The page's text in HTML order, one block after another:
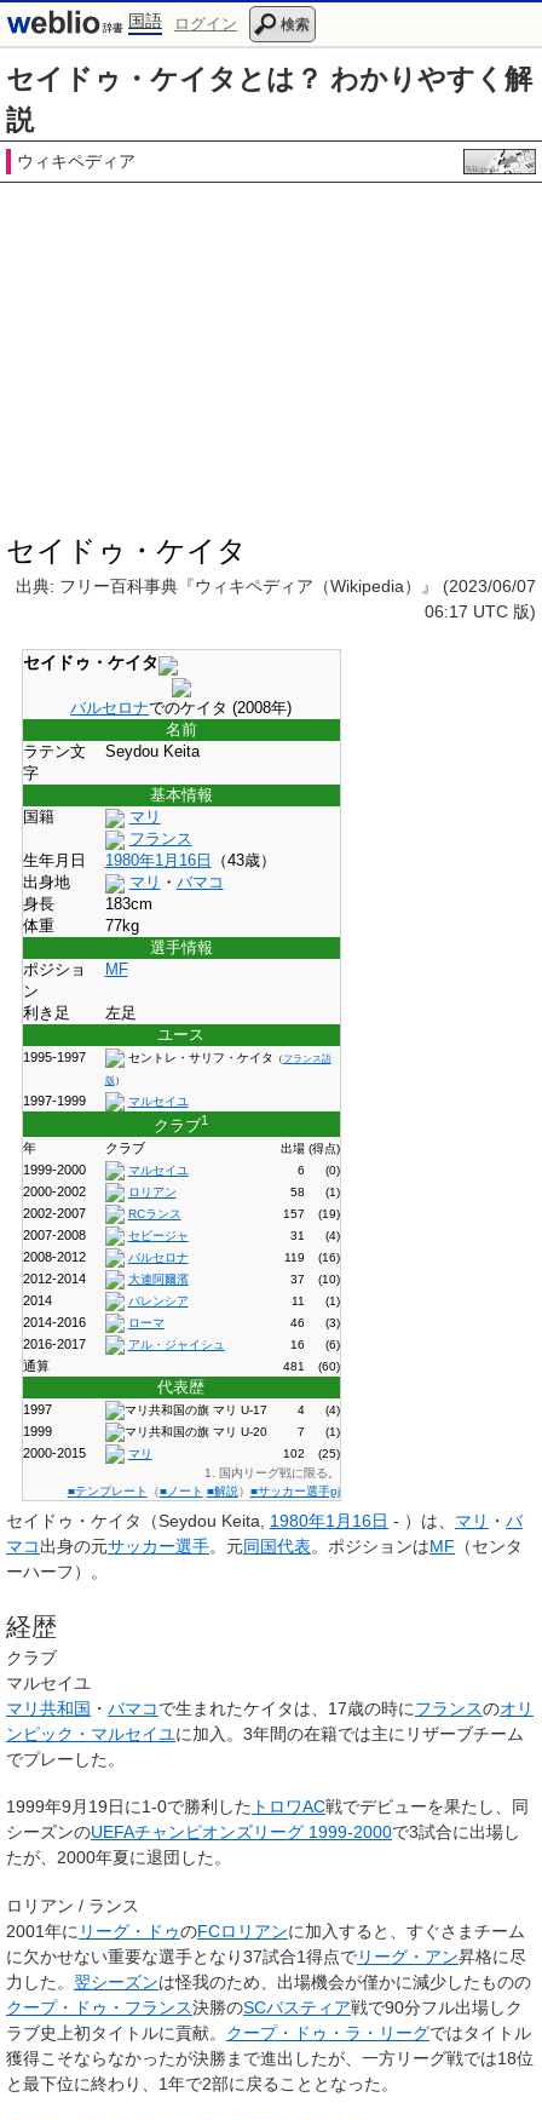
国語 ログイン 検索
セイドゥ・ケイタとは？ わかりやすく解
説
ウィキペディア
セイドゥ・ケイタ
出典: フリー百科事典『ウィキペディア（Wikipedia）』 (2023/06/07
06:17 UTC 版)
セイドゥ・ケイタ
バルセロナでのケイタ (2008年)
名前
ラテン文
字
Seydou Keita
基本情報
国籍
マリ
フランス
生年月日
1980年1月16日
（43歳）
出身地
マリ ・ バマコ
身長
183cm
体重
77kg
選手情報
ポジショ
ン
MF
利き足
左足
ユース
1995-1997 セントレ・サリフ・ケイタ （ フランス語
版 ）
1997-1999 マルセイユ
クラブ1
年
クラブ 出場 (得点)
1999-2000 マルセイユ 6 (0)
2000-2002 ロリアン 58 (1)
2002-2007 RCランス 157 (19)
2007-2008 セビージャ 31 (4)
2008-2012 バルセロナ 119 (16)
2012-2014 大連阿爾濱 37 (10)
2014 バレンシア 11 (1)
2014-2016 ローマ 46 (3)
2016-2017 アル・ジャイシュ 16 (6)
通算 481 (60)
代表歴
1997 マリ U-17 4 (4)
1999 マリ U-20 7 (1)
2000-2015 マリ 102
(25)
1. 国内リーグ戦に限る。
■テンプレート
（■ノート ■解説） ■サッカー選手pj
セイドゥ・ケイタ （Seydou Keita, 1980年1月16日 - ）は、 マリ ・ バ
マコ出身の元サッカー選手。元同国代表。ポジションはMF （センタ
ーハーフ）。
経歴
クラブ
マルセイユ
マリ共和国 ・ バマコで生まれたケイタは、17歳の時にフランスのオリ
ンピック・マルセイユに加入。3年間の在籍では主にリザーブチーム
でプレーした。
1999年9月19日に1-0で勝利した トロワAC戦でデビューを果たし、同
シーズンのUEFAチャンピオンズリーグ 1999-2000で3試合に出場し
たが、2000年夏に退団した。
ロリアン / ランス
2001年に リーグ・ドゥのFCロリアンに加入すると、すぐさまチーム
に欠かせない重要な選手となり37試合1得点でリーグ・アン昇格に尽
力した。 翌シーズンは怪我のため、出場機会が僅かに減少したものの
クープ・ドゥ・フランス決勝のSCバスティア戦で90分フル出場しク
ラブ史上初タイトルに貢献。 クープ・ドゥ・ラ・リーグではタイトル
獲得こそならなかったが決勝まで進出したが、一方リーグ戦では18位
と最下位に終わり、1年で2部に戻ることとなった。